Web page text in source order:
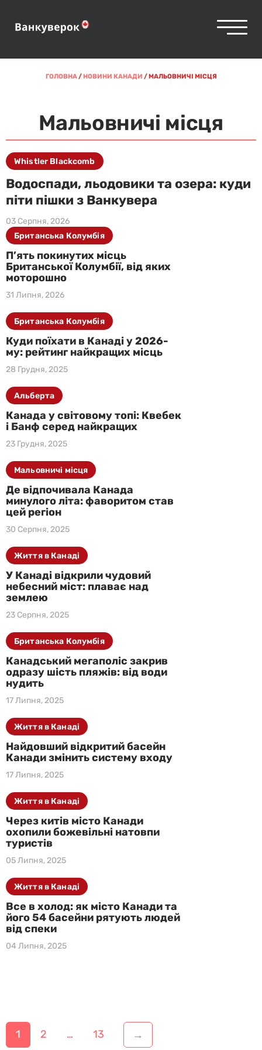
ГОЛОВНА/НОВИНИ КАНАДИ /МАЛЬОВНИЧІ МІСЦЯ
Мальовничі місця
Водоспади, льодовики та озера: куди
піти пішки з Ванкувера
03 Серпня, 2026
Whistler Blackcomb
П’ять покинутих місць
Британської Колумбії, від яких
моторошно
31 Липня, 2026
Британська Колумбія
Куди поїхати в Канаді у 2026-
му: рейтинг найкращих місць
28 Грудня, 2025
Британська Колумбія
Канада у світовому топі: Квебек
і Банф серед найкращих
23 Грудня, 2025
Альберта
Де відпочивала Канада
минулого літа: фаворитом став
цей регіон
30 Серпня, 2025
Мальовничі місця
У Канаді відкрили чудовий
небесний міст: плаває над
землею
23 Серпня, 2025
Життя в Канаді
Канадський мегаполіс закрив
одразу шість пляжів: від води
нудить
17 Липня, 2025
Британська Колумбія
Найдовший відкритий басейн
Канади змінить систему входу
17 Липня, 2025
Життя в Канаді
Через китів місто Канади
охопили божевільні натовпи
туристів
05 Липня, 2025
Життя в Канаді
Все в холод: як місто Канади та
його 54 басейни рятують людей
від спеки
04 Липня, 2025
Життя в Канаді
а
1 2 … 13 →